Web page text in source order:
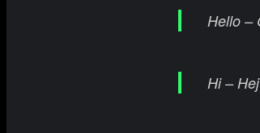
Hello –
Hi – Hej